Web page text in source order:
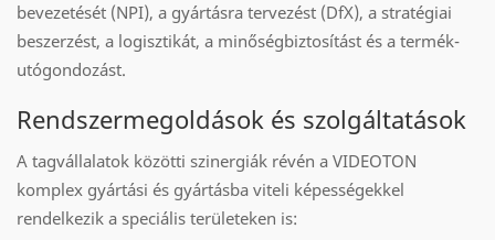
bevezetését (NPI), a gyártásra tervezést (DfX), a stratégiai
beszerzést, a logisztikát, a minőségbiztosítást és a termék-
utógondozást.
Rendszermegoldások és szolgáltatások
A tagvállalatok közötti szinergiák révén a VIDEOTON
komplex gyártási és gyártásba viteli képességekkel
rendelkezik a speciális területeken is: